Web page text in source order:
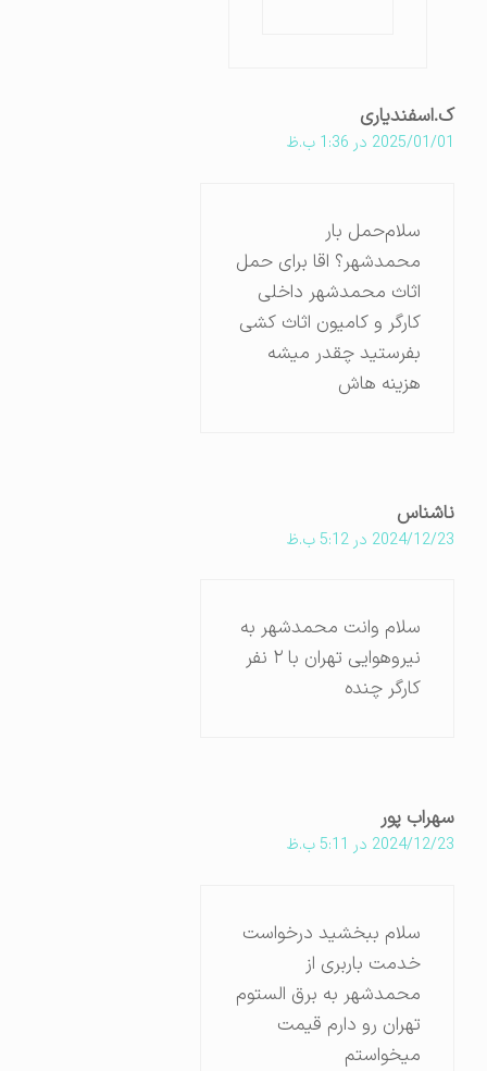
ک.اسفندیاری
2025/01/01 در 1:36 ب.ظ
سلام‌حمل بار
محمدشهر؟ اقا برای حمل
اثاث محمدشهر داخلی
کارگر و کامیون اثاث کشی
بفرستید چقدر میشه
هزینه هاش
ناشناس
2024/12/23 در 5:12 ب.ظ
سلام وانت محمدشهر به
نیروهوایی تهران با ۲ نفر
کارگر چنده
سهراب پور
2024/12/23 در 5:11 ب.ظ
سلام ببخشید درخواست
خدمت باربری از
محمدشهر به برق الستوم
تهران رو دارم قیمت
میخواستم